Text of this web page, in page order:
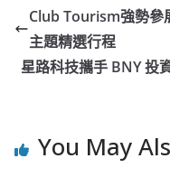
Club Tourism強勢參
主題精選行程
星路科技攜手 BNY 投
You May